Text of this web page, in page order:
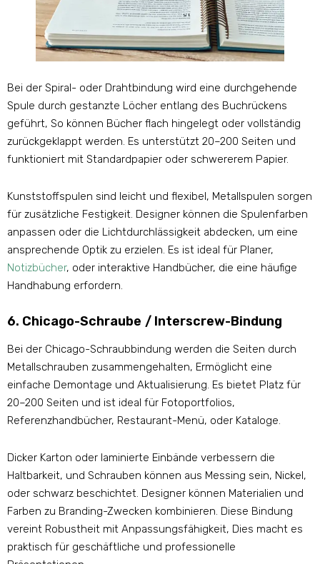
Bei der Spiral- oder Drahtbindung wird eine durchgehende
Spule durch gestanzte Löcher entlang des Buchrückens
geführt, So können Bücher flach hingelegt oder vollständig
zurückgeklappt werden. Es unterstützt 20–200 Seiten und
funktioniert mit Standardpapier oder schwererem Papier.
Kunststoffspulen sind leicht und flexibel, Metallspulen sorgen
für zusätzliche Festigkeit. Designer können die Spulenfarben
anpassen oder die Lichtdurchlässigkeit abdecken, um eine
ansprechende Optik zu erzielen. Es ist ideal für Planer,
Notizbücher, oder interaktive Handbücher, die eine häufige
Handhabung erfordern.
6. Chicago-Schraube / Interscrew-Bindung
Bei der Chicago-Schraubbindung werden die Seiten durch
Metallschrauben zusammengehalten, Ermöglicht eine
einfache Demontage und Aktualisierung. Es bietet Platz für
20–200 Seiten und ist ideal für Fotoportfolios,
Referenzhandbücher, Restaurant-Menü, oder Kataloge.
Dicker Karton oder laminierte Einbände verbessern die
Haltbarkeit, und Schrauben können aus Messing sein, Nickel,
oder schwarz beschichtet. Designer können Materialien und
Farben zu Branding-Zwecken kombinieren. Diese Bindung
vereint Robustheit mit Anpassungsfähigkeit, Dies macht es
praktisch für geschäftliche und professionelle